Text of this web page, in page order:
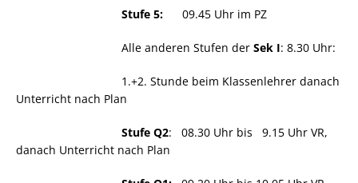
Stufe 5: 09.45 Uhr im PZ
Alle anderen Stufen der Sek I: 8.30 Uhr:
1.+2. Stunde beim Klassenlehrer danach
Unterricht nach Plan
Stufe Q2: 08.30 Uhr bis 9.15 Uhr VR,
danach Unterricht nach Plan